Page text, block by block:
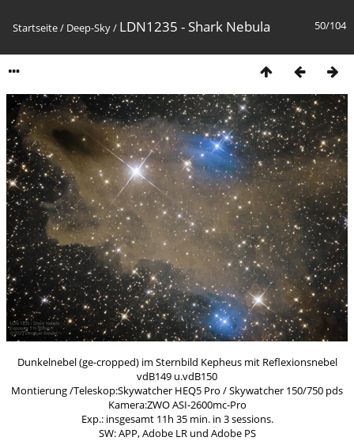
50/104
Startseite/ Deep-Sky/ LDN1235 - Shark Nebula
Dunkelnebel (ge-cropped) im Sternbild Kepheus mit Reflexionsnebel
vdB149 u.vdB150
Montierung /Teleskop:Skywatcher HEQ5 Pro / Skywatcher 150/750 pds
Kamera:ZWO ASI-2600mc-Pro
Exp.: insgesamt 11h 35 min. in 3 sessions.
SW: APP, Adobe LR und Adobe PS